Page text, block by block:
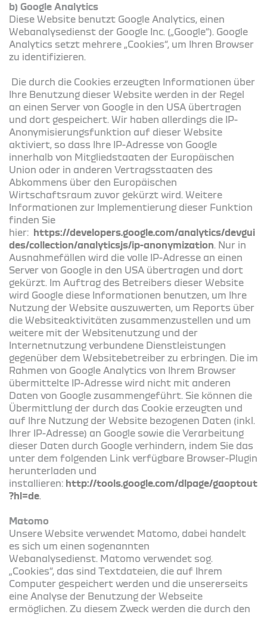
b) Google Analytics
Diese Website benutzt Google Analytics, einen
Webanalysedienst der Google Inc. („Google“). Google
Analytics setzt mehrere „Cookies“, um Ihren Browser
zu identifizieren.
Die durch die Cookies erzeugten Informationen über
Ihre Benutzung dieser Website werden in der Regel
an einen Server von Google in den USA übertragen
und dort gespeichert. Wir haben allerdings die IP-
Anonymisierungsfunktion auf dieser Website
aktiviert, so dass Ihre IP-Adresse von Google
innerhalb von Mitgliedstaaten der Europäischen
Union oder in anderen Vertragsstaaten des
Abkommens über den Europäischen
Wirtschaftsraum zuvor gekürzt wird. Weitere
Informationen zur Implementierung dieser Funktion
finden Sie
hier: https://developers.google.com/analytics/devgui
des/collection/analyticsjs/ip-anonymization. Nur in
Ausnahmefällen wird die volle IP-Adresse an einen
Server von Google in den USA übertragen und dort
gekürzt. Im Auftrag des Betreibers dieser Website
wird Google diese Informationen benutzen, um Ihre
Nutzung der Website auszuwerten, um Reports über
die Websiteaktivitäten zusammenzustellen und um
weitere mit der Websitenutzung und der
Internetnutzung verbundene Dienstleistungen
gegenüber dem Websitebetreiber zu erbringen. Die im
Rahmen von Google Analytics von Ihrem Browser
übermittelte IP-Adresse wird nicht mit anderen
Daten von Google zusammengeführt. Sie können die
Übermittlung der durch das Cookie erzeugten und
auf Ihre Nutzung der Website bezogenen Daten (inkl.
Ihrer IP-Adresse) an Google sowie die Verarbeitung
dieser Daten durch Google verhindern, indem Sie das
unter dem folgenden Link verfügbare Browser-Plugin
herunterladen und
installieren: http://tools.google.com/dlpage/gaoptout
?hl=de.
Matomo
Unsere Website verwendet Matomo, dabei handelt
es sich um einen sogenannten
Webanalysedienst. Matomo verwendet sog.
„Cookies“, das sind Textdateien, die auf Ihrem
Computer gespeichert werden und die unsererseits
eine Analyse der Benutzung der Webseite
ermöglichen. Zu diesem Zweck werden die durch den